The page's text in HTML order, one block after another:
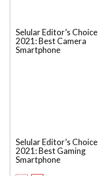
Selular Editor’s Choice
2021: Best Camera
Smartphone
Selular Editor’s Choice
2021: Best Gaming
Smartphone